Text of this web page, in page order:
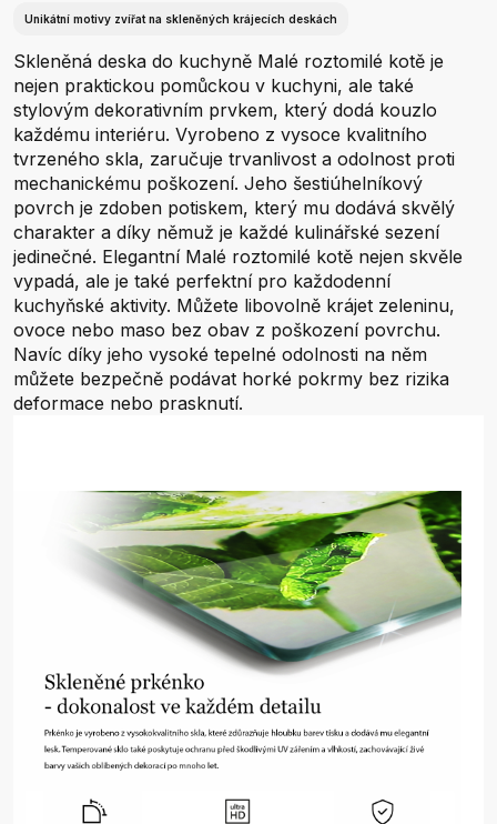
Unikátní motivy zvířat na skleněných krájecích deskách
Skleněná deska do kuchyně Malé roztomilé kotě je
nejen praktickou pomůckou v kuchyni, ale také
stylovým dekorativním prvkem, který dodá kouzlo
každému interiéru. Vyrobeno z vysoce kvalitního
tvrzeného skla, zaručuje trvanlivost a odolnost proti
mechanickému poškození. Jeho šestiúhelníkový
povrch je zdoben potiskem, který mu dodává skvělý
charakter a díky němuž je každé kulinářské sezení
jedinečné. Elegantní Malé roztomilé kotě nejen skvěle
vypadá, ale je také perfektní pro každodenní
kuchyňské aktivity. Můžete libovolně krájet zeleninu,
ovoce nebo maso bez obav z poškození povrchu.
Navíc díky jeho vysoké tepelné odolnosti na něm
můžete bezpečně podávat horké pokrmy bez rizika
deformace nebo prasknutí.